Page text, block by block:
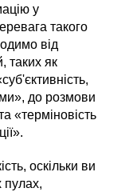
у
такого
від
таких як
до розмови
«терміновість
оскільки ви
пулах,